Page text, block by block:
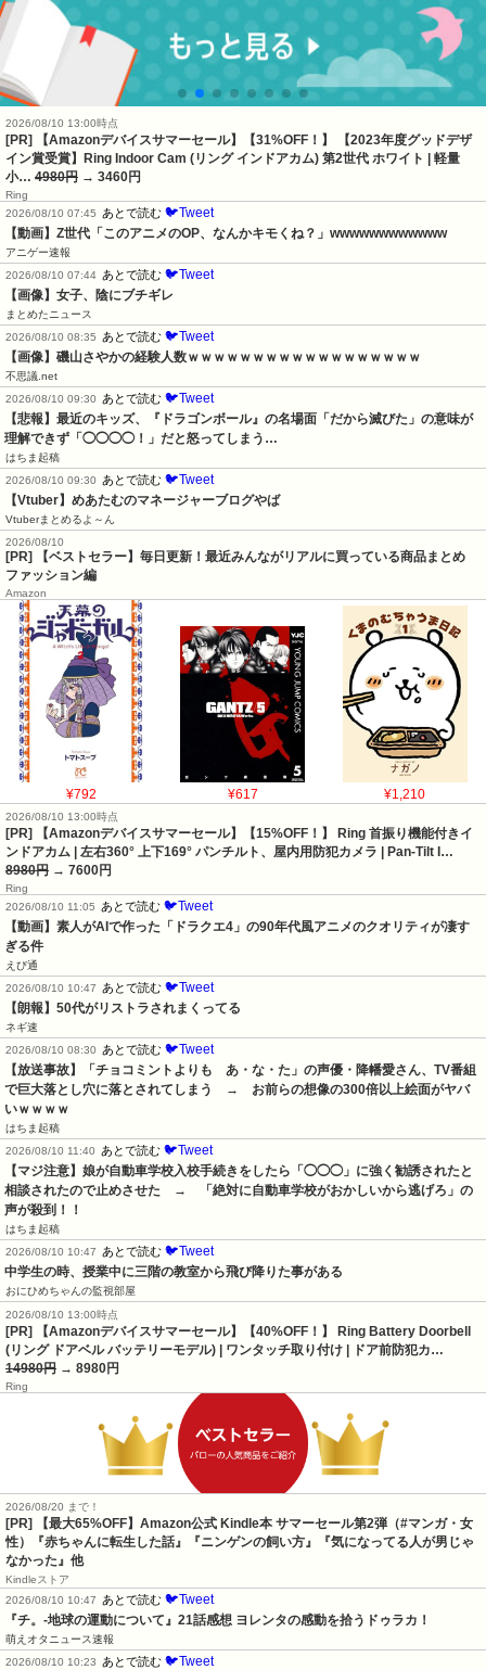
2026/08/10 13:00時点
[PR] 【Amazonデバイスサマーセール】【31%OFF！】 【2023年度グッドデザ
イン賞受賞】Ring Indoor Cam (リング インドアカム) 第2世代 ホワイト | 軽量
小… 4980円 → 3460円
Ring
2026/08/10 07:45
あとで読む 🐦Tweet
【動画】Z世代「このアニメのOP、なんかキモくね？」wwwwwwwwwwww
アニゲー速報
2026/08/10 07:44 あとで読む 🐦Tweet
【画像】女子、陰にブチギレ
まとめたニュース
2026/08/10 08:35
あとで読む 🐦Tweet
【画像】磯山さやかの経験人数ｗｗｗｗｗｗｗｗｗｗｗｗｗｗｗｗｗｗ
不思議.net
2026/08/10 09:30
あとで読む 🐦Tweet
【悲報】最近のキッズ、『ドラゴンボール』の名場面「だから滅びた」の意味が
理解できず「◯◯◯◯！」だと怒ってしまう…
はちま起稿
2026/08/10 09:30
あとで読む 🐦Tweet
【Vtuber】めあたむのマネージャーブログやば
Vtuberまとめるよ～ん
2026/08/10
[PR] 【ベストセラー】毎日更新！最近みんながリアルに買っている商品まとめ
ファッション編
Amazon
¥792 ¥617 ¥1,210
2026/08/10 13:00時点
[PR] 【Amazonデバイスサマーセール】【15%OFF！】 Ring 首振り機能付きイ
ンドアカム | 左右360° 上下169° パンチルト、屋内用防犯カメラ | Pan-Tilt I…
8980円 → 7600円
Ring
2026/08/10 11:05
あとで読む 🐦Tweet
【動画】素人がAIで作った「ドラクエ4」の90年代風アニメのクオリティが凄す
ぎる件
えび通
2026/08/10 10:47
あとで読む 🐦Tweet
【朗報】50代がリストラされまくってる
ネギ速
2026/08/10 08:30
あとで読む 🐦Tweet
【放送事故】「チョコミントよりも　あ・な・た」の声優・降幡愛さん、TV番組
で巨大落とし穴に落とされてしまう　→　お前らの想像の300倍以上絵面がヤバ
いｗｗｗｗ
はちま起稿
2026/08/10 11:40
あとで読む 🐦Tweet
【マジ注意】娘が自動車学校入校手続きをしたら「◯◯◯」に強く勧誘されたと
相談されたので止めさせた　→　「絶対に自動車学校がおかしいから逃げろ」の
声が殺到！！
はちま起稿
2026/08/10 10:47
あとで読む 🐦Tweet
中学生の時、授業中に三階の教室から飛び降りた事がある
おにひめちゃんの監視部屋
2026/08/10 13:00時点
[PR] 【Amazonデバイスサマーセール】【40%OFF！】 Ring Battery Doorbell
(リング ドアベル バッテリーモデル) | ワンタッチ取り付け | ドア前防犯カ…
14980円 → 8980円
Ring
2026/08/20 まで！
[PR]
【最大65%OFF】Amazon公式 Kindle本 サマーセール第2弾（#マンガ・女
性）『赤ちゃんに転生した話』『ニンゲンの飼い方』『気になってる人が男じゃ
なかった』他
Kindleストア
2026/08/10 10:47
あとで読む 🐦Tweet
『チ。-地球の運動について』21話感想 ヨレンタの感動を拾うドゥラカ！
萌えオタニュース速報
2026/08/10 10:23
あとで読む 🐦Tweet